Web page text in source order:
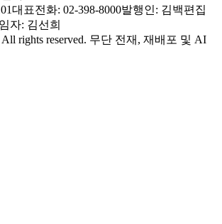
대표전화: 02-398-8000발행인: 김백편집
자: 김선희
rights reserved. 무단 전재, 재배포 및 AI